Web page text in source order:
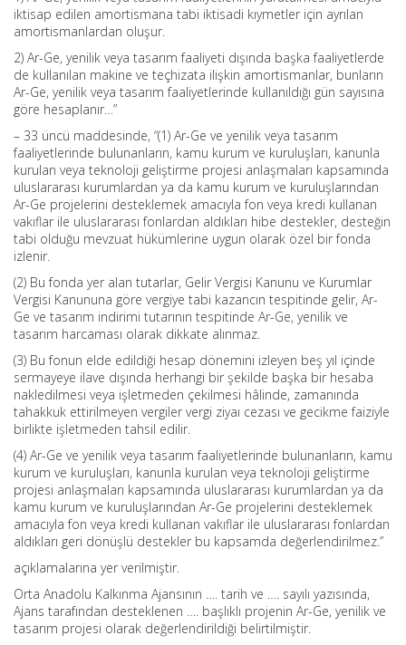
iktisap edilen amortismana tabi iktisadi kıymetler için ayrılan
amortismanlardan oluşur.
2) Ar-Ge, yenilik veya tasarım faaliyeti dışında başka faaliyetlerde
de kullanılan makine ve teçhizata ilişkin amortismanlar, bunların
Ar-Ge, yenilik veya tasarım faaliyetlerinde kullanıldığı gün sayısına
göre hesaplanır…”
– 33 üncü maddesinde, “(1) Ar-Ge ve yenilik veya tasarım
faaliyetlerinde bulunanların, kamu kurum ve kuruluşları, kanunla
kurulan veya teknoloji geliştirme projesi anlaşmaları kapsamında
uluslararası kurumlardan ya da kamu kurum ve kuruluşlarından
Ar-Ge projelerini desteklemek amacıyla fon veya kredi kullanan
vakıflar ile uluslararası fonlardan aldıkları hibe destekler, desteğin
tabi olduğu mevzuat hükümlerine uygun olarak özel bir fonda
izlenir.
(2) Bu fonda yer alan tutarlar, Gelir Vergisi Kanunu ve Kurumlar
Vergisi Kanununa göre vergiye tabi kazancın tespitinde gelir, Ar-
Ge ve tasarım indirimi tutarının tespitinde Ar-Ge, yenilik ve
tasarım harcaması olarak dikkate alınmaz.
(3) Bu fonun elde edildiği hesap dönemini izleyen beş yıl içinde
sermayeye ilave dışında herhangi bir şekilde başka bir hesaba
nakledilmesi veya işletmeden çekilmesi hâlinde, zamanında
tahakkuk ettirilmeyen vergiler vergi ziyaı cezası ve gecikme faiziyle
birlikte işletmeden tahsil edilir.
(4) Ar-Ge ve yenilik veya tasarım faaliyetlerinde bulunanların, kamu
kurum ve kuruluşları, kanunla kurulan veya teknoloji geliştirme
projesi anlaşmaları kapsamında uluslararası kurumlardan ya da
kamu kurum ve kuruluşlarından Ar-Ge projelerini desteklemek
amacıyla fon veya kredi kullanan vakıflar ile uluslararası fonlardan
aldıkları geri dönüşlü destekler bu kapsamda değerlendirilmez.”
açıklamalarına yer verilmiştir.
Orta Anadolu Kalkınma Ajansının …. tarih ve …. sayılı yazısında,
Ajans tarafından desteklenen …. başlıklı projenin Ar-Ge, yenilik ve
tasarım projesi olarak değerlendirildiği belirtilmiştir.